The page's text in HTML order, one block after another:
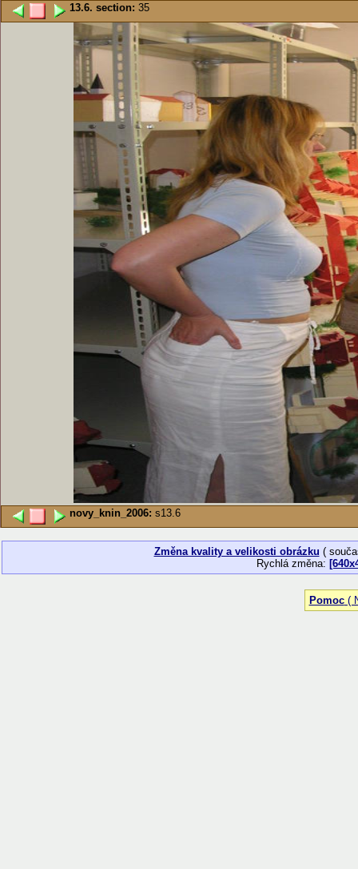
13.6. section: 35
novy_knin_2006: s13.6
Změna kvality a velikosti obrázku (
Rychlá změna:
Pomoc(